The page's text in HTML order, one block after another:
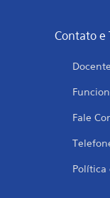
Contato e
Fale
Política